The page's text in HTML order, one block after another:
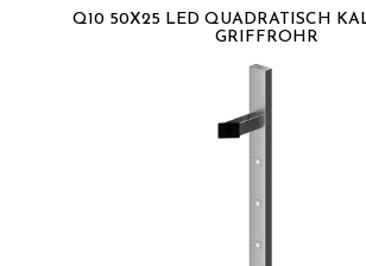
Q10 50X25 LED QUADRATISCH
RIFFROHR